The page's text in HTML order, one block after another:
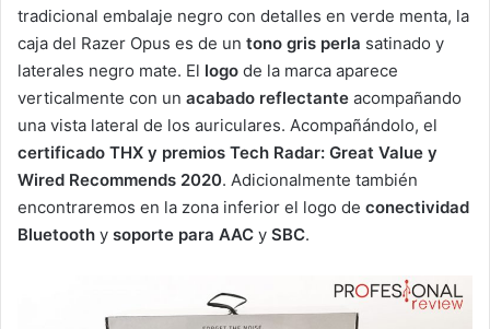
tradicional embalaje negro con detalles en verde menta, la
caja del Razer Opus es de un tono gris perla satinado y
laterales negro mate. El logo de la marca aparece
verticalmente con un acabado reflectante acompañando
una vista lateral de los auriculares. Acompañándolo, el
certificado THX y premios Tech Radar: Great Value y
Wired Recommends 2020. Adicionalmente también
encontraremos en la zona inferior el logo de conectividad
Bluetooth y soporte para AAC y SBC.